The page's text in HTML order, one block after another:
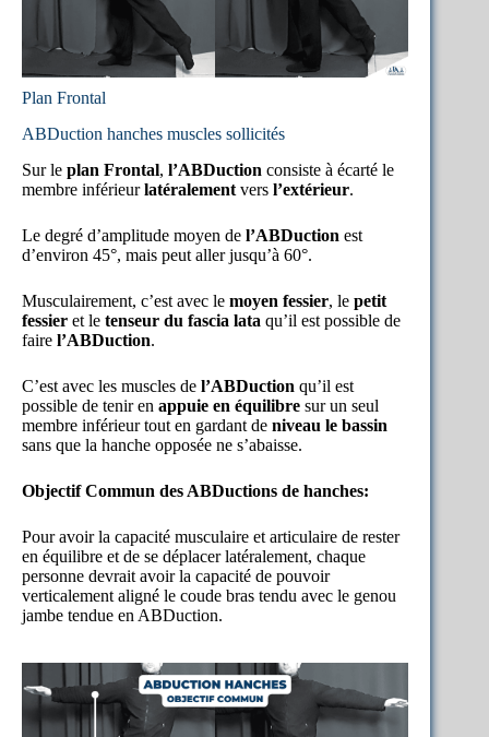
Plan Frontal
ABDuction hanches muscles sollicités
Sur le plan Frontal, l’ABDuction consiste à écarté le
membre inférieurlatéralement vers l’extérieur.
Le degré d’amplitude moyen de l’ABDuction est
d’environ 45°, mais peut aller jusqu’à 60°.
Musculairement, c’est avec le moyen fessier, le petit
fessier et le tenseur du fascia lata qu’il est possible de
faire l’ABDuction.
C’est avec les muscles de l’ABDuction qu’il est
possible de tenir en appuie en équilibre sur un seul
membre inférieur tout en gardant de niveau le bassin
sans que la hanche opposée ne s’abaisse.
Objectif Commun des ABDuctions de hanches:
Pour avoir la capacité musculaire et articulaire de rester
en équilibre et de se déplacer latéralement, chaque
personne devrait avoir la capacité de pouvoir
verticalement aligné le coude bras tendu avec le genou
jambe tendue en ABDuction.